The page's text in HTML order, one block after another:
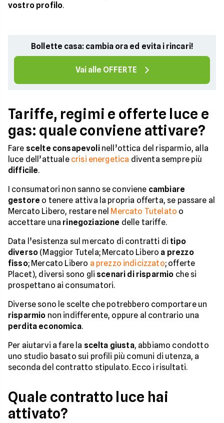
vostro profilo.
Bollette casa: cambia ora ed evita i rincari!
Vai alle OFFERTE
Tariffe, regimi e offerte luce e
gas: quale conviene attivare?
Fare scelte consapevolinell’ottica del risparmio, alla
luce dell’attuale crisi energetica diventa sempre più
difficile.
I consumatori non sanno se conviene cambiare
gestore o tenere attiva la propria offerta, se passare al
Mercato Libero, restare nel Mercato Tutelato o
accettare una rinegoziazione delle tariffe.
Data l’esistenza sul mercato di contratti di tipo
diverso (Maggior Tutela; Mercato Libero a prezzo
fisso; Mercato Libero a prezzo indicizzato; offerte
Placet), diversi sono gli scenari di risparmio che si
prospettano ai consumatori.
Diverse sono le scelte che potrebbero comportare un
risparmio non indifferente, oppure al contrario una
perdita economica.
Per aiutarvi a fare la scelta giusta, abbiamo condotto
uno studio basato sui profili più comuni di utenza, a
seconda del contratto stipulato. Ecco i risultati.
Quale contratto luce hai
attivato?